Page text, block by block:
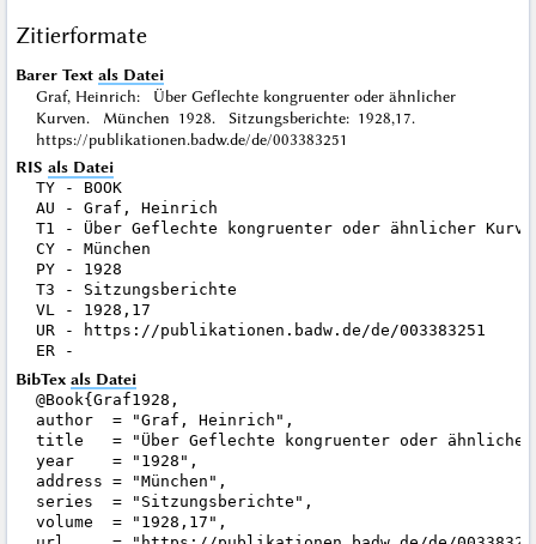
Zitierformate
Barer Text als Datei
Graf, Heinrich: Über Geflechte kongruenter oder ähnlicher
Kurven. München 1928. Sitzungsberichte: 1928,17.
https://publikationen.badw.de/de/003383251
RIS als Datei
TY - BOOK
AU - Graf, Heinrich
T1 - Über Geflechte kongruenter oder ähnlicher
CY - München
PY - 1928
T3 - Sitzungsberichte
VL - 1928,17
UR - https://publikationen.badw.de/de/003383251
BibTex als Datei
@Book{Graf1928,
author  = "Graf, Heinrich",
title   = "Über Geflechte kongruenter oder ähnlicher
year    = "1928",
address = "München",
series  = "Sitzungsberichte",
volume  = "1928,17",